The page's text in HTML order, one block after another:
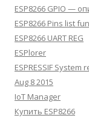
ESP8266 GPIO —
ESP8266 Pins list
ESP8266 UART REG
ESPlorer
ESPRESSIF System
Aug 8 2015
IoT Manager
Купить ESP8266